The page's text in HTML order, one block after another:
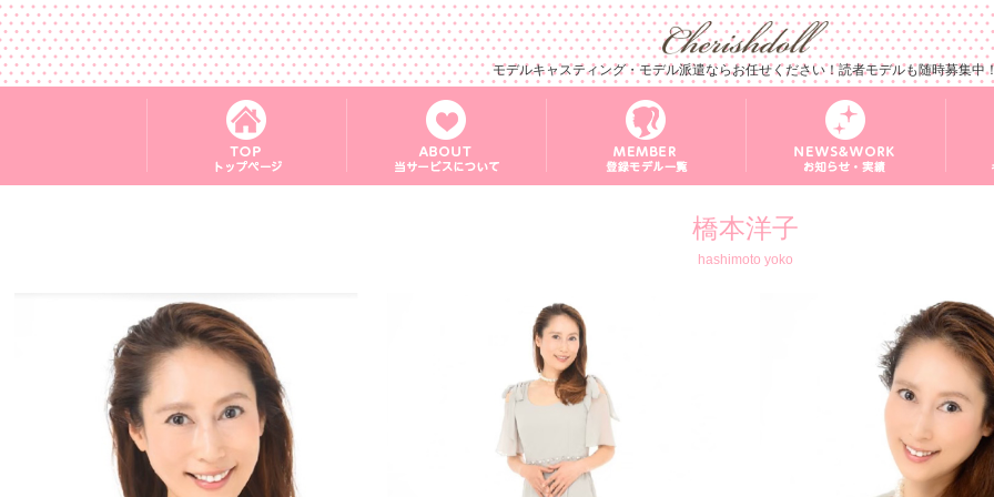
モデルキャスティング・モデル派遣ならお任せください！読者モデルも随時募集中
橋本洋子
hashimoto yoko